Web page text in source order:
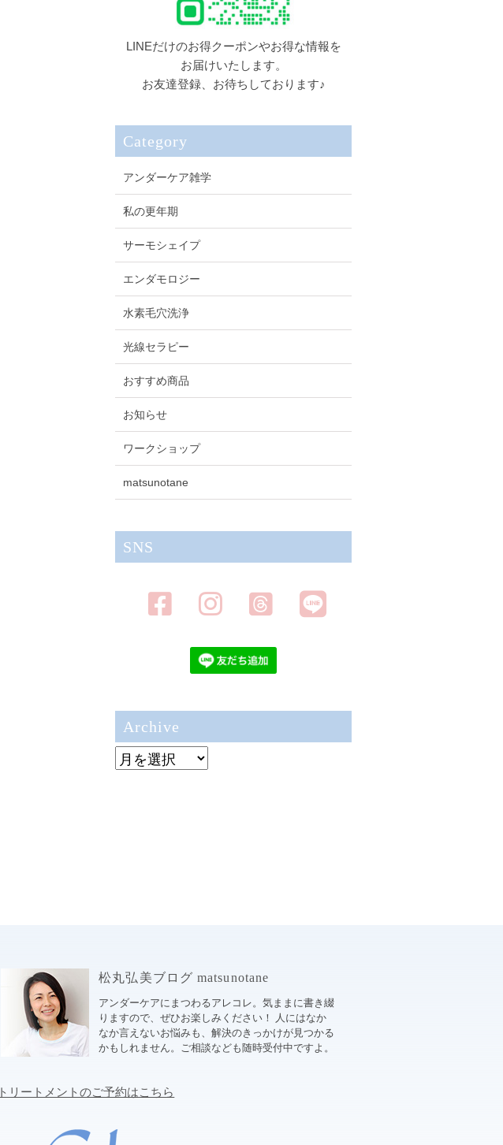
LINEだけのお得クーポンやお得な情報を
お届けいたします。
お友達登録、お待ちしております♪
Category
アンダーケア雑学
私の更年期
サーモシェイプ
エンダモロジー
水素毛穴洗浄
光線セラピー
おすすめ商品
お知らせ
ワークショップ
matsunotane
SNS
Archive
Archive
松丸弘美ブログ matsunotane
アンダーケアにまつわるアレコレ。気ままに書き綴
りますので、ぜひお楽しみください！ 人にはなか
なか言えないお悩みも、解決のきっかけが見つかる
かもしれません。ご相談なども随時受付中ですよ。
トリートメントのご予約はこちら